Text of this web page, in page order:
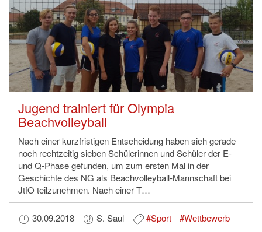
Jugend trainiert für Olympia
Beachvolleyball
Nach einer kurzfristigen Entscheidung haben sich gerade
noch rechtzeitig sieben Schülerinnen und Schüler der E-
und Q-Phase gefunden, um zum ersten Mal in der
Geschichte des NG als Beachvolleyball-Mannschaft bei
JtfO teilzunehmen. Nach einer T…
30.09.2018 S. Saul #Sport #Wettbewerb